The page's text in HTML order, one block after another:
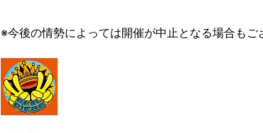
※今後の情勢によっては開催が中止となる場合もご